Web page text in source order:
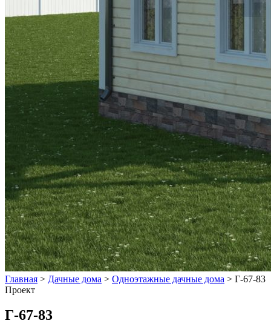
Главная > Дачные дома > Одноэтажные дачные дома > Г-67-83
Проект
Г-67-83